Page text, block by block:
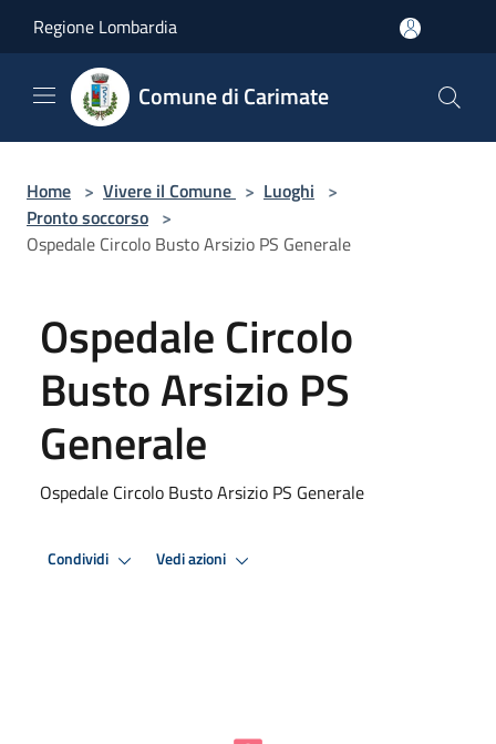
Regione Lombardia
Comune di Carimate
Home > Vivere il Comune > Luoghi >
Pronto soccorso >
Ospedale Circolo Busto Arsizio PS Generale
Ospedale Circolo
Busto Arsizio PS
Generale
Ospedale Circolo Busto Arsizio PS Generale
Condividi Vedi azioni